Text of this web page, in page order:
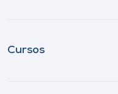
Cursos